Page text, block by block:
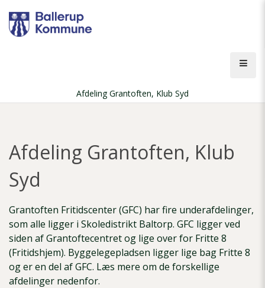
hovedindhold
Afdeling Grantoften, Klub Syd
Afdeling Grantoften, Klub
Syd
Grantoften Fritidscenter (GFC) har fire underafdelinger,
som alle ligger i Skoledistrikt Baltorp. GFC ligger ved
siden af Grantoftecentret og lige over for Fritte 8
(Fritidshjem). Byggelegepladsen ligger lige bag Fritte 8
og er en del af GFC. Læs mere om de forskellige
afdelinger nedenfor.